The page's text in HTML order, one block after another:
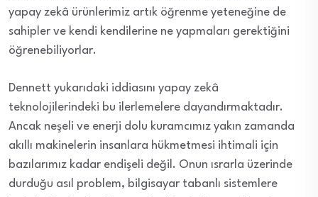
yapay zekâ ürünlerimiz artık öğrenme yeteneğine de
sahipler ve kendi kendilerine ne yapmaları gerektiğini
öğrenebiliyorlar.
Dennett yukarıdaki iddiasını yapay zekâ
teknolojilerindeki bu ilerlemelere dayandırmaktadır.
Ancak neşeli ve enerji dolu kuramcımız yakın zamanda
akıllı makinelerin insanlara hükmetmesi ihtimali için
bazılarımız kadar endişeli değil. Onun ısrarla üzerinde
durduğu asıl problem, bilgisayar tabanlı sistemlere